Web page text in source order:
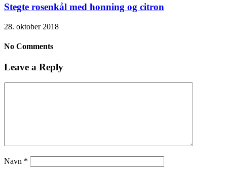
Stegte rosenkål med honning og citron
28. oktober 2018
No Comments
Leave a Reply
Navn *